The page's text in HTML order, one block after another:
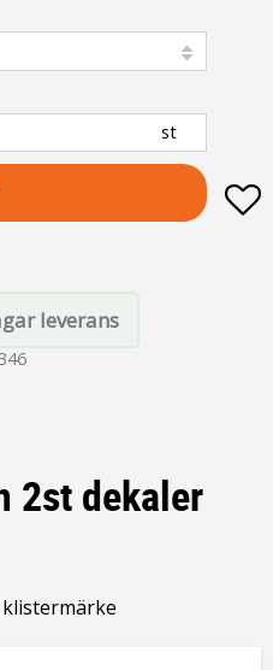
st
leverans
2st dekaler